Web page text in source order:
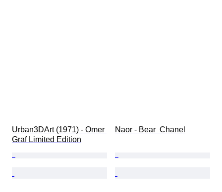
Urban3DArt (1971) - Omer
Graf Limited Edition
Naor - Bear  Chanel